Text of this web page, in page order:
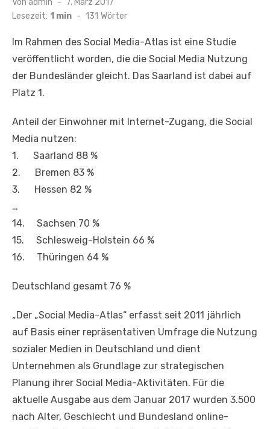
am
Lesezeit: 1 min - 131 Wörter
Im Rahmen des Social Media-Atlas ist eine Studie
veröffentlicht worden, die die Social Media Nutzung
der Bundesländer gleicht. Das Saarland ist dabei auf
Platz 1.
Anteil der Einwohner mit Internet-Zugang, die Social
Media nutzen:
1. Saarland 88 %
2. Bremen 83 %
3. Hessen 82 %
…
14. Sachsen 70 %
15. Schlesweig-Holstein 66 %
16. Thüringen 64 %
Deutschland gesamt 76 %
„Der „Social Media-Atlas“ erfasst seit 2011 jährlich
auf Basis einer repräsentativen Umfrage die Nutzung
sozialer Medien in Deutschland und dient
Unternehmen als Grundlage zur strategischen
Planung ihrer Social Media-Aktivitäten. Für die
aktuelle Ausgabe aus dem Januar 2017 wurden 3.500
nach Alter, Geschlecht und Bundesland online-